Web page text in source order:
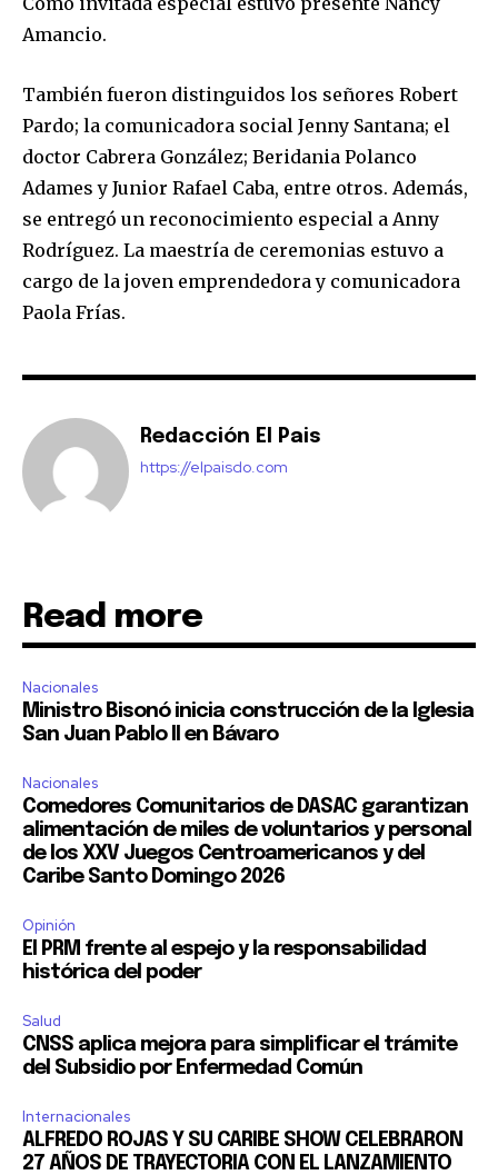
Amancio.
También fueron distinguidos los señores Robert
Pardo; la comunicadora social Jenny Santana; el
doctor Cabrera González; Beridania Polanco
Adames y Junior Rafael Caba, entre otros. Además,
se entregó un reconocimiento especial a Anny
Rodríguez. La maestría de ceremonias estuvo a
cargo de la joven emprendedora y comunicadora
Paola Frías.
Redacción El Pais
https://elpaisdo.com
Read more
Nacionales
Ministro Bisonó inicia construcción de la Iglesia
San Juan Pablo II en Bávaro
Nacionales
Comedores Comunitarios de DASAC garantizan
alimentación de miles de voluntarios y personal
de los XXV Juegos Centroamericanos y del
Caribe Santo Domingo 2026
Opinión
El PRM frente al espejo y la responsabilidad
histórica del poder
Salud
CNSS aplica mejora para simplificar el trámite
del Subsidio por Enfermedad Común
Internacionales
ALFREDO ROJAS Y SU CARIBE SHOW CELEBRARON
27 AÑOS DE TRAYECTORIA CON EL LANZAMIENTO